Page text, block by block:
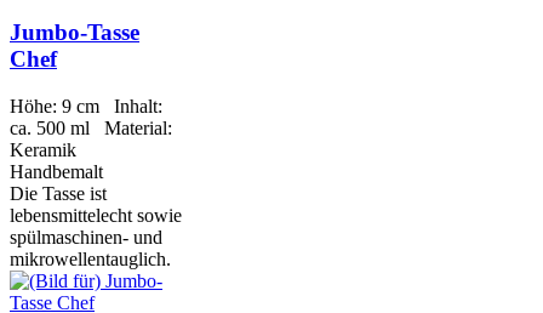
Jumbo-Tasse
Chef
Höhe: 9 cm Inhalt:
ca. 500 ml Material:
Keramik
Handbemalt
Die Tasse ist
lebensmittelecht sowie
spülmaschinen- und
mikrowellentauglich.